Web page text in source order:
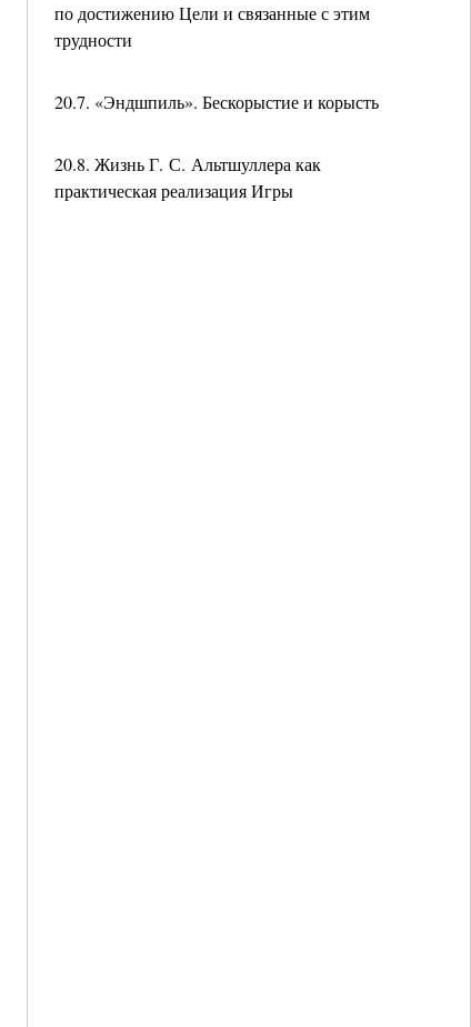
по достижению Цели и связанные с этим
трудности
20.7. «Эндшпиль». Бескорыстие и корысть
20.8. Жизнь Г. С. Альтшуллера как
практическая реализация Игры